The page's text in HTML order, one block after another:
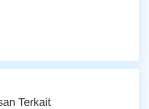
Terkait